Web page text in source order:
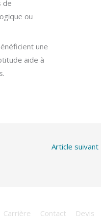
de
ou
une
aide à
Article suivant
Carrière Contact Devis